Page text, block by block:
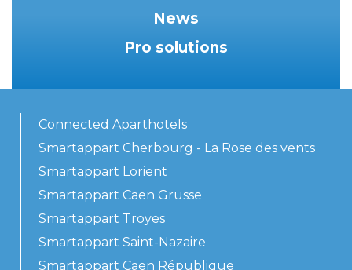
News
Pro solutions
Connected Aparthotels
Smartappart Cherbourg - La Rose des vents
Smartappart Lorient
Smartappart Caen Grusse
Smartappart Troyes
Smartappart Saint-Nazaire
Smartappart Caen République